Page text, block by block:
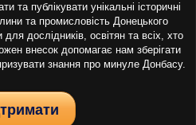
та публікувати унікальні історичні
та промисловість Донецького
дослідників, освітян та всіх, хто
внесок допомагає нам зберігати
знання про минуле Донбасу.